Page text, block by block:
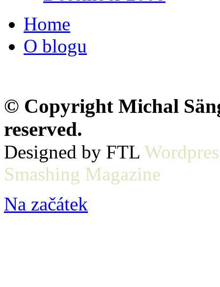
Home
O blogu
© Copyright Michal
reserved.
Designed by FTL
Smashing Magazine
Na začátek